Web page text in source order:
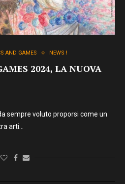
AND GAMES NEWS !
2024, LA NUOVA
sempre voluto proporsi come un
arti…